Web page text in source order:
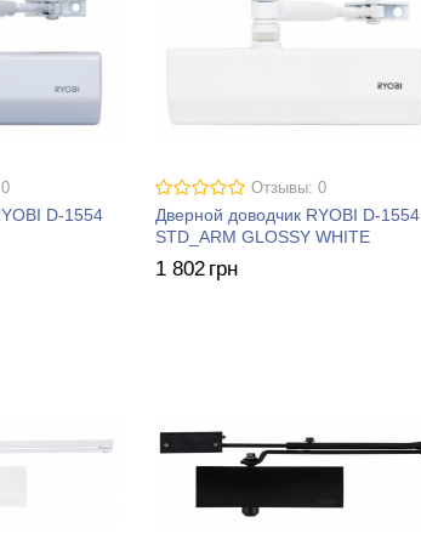
D-1554
Отзывы: 0
Дверной доводчик RYOBI D-1554
STD_ARM GLOSSY WHITE
1 802 грн